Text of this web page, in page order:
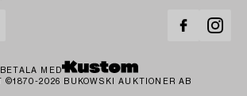
BETALA MED
©1870-2026 BUKOWSKI AUKTIONER AB